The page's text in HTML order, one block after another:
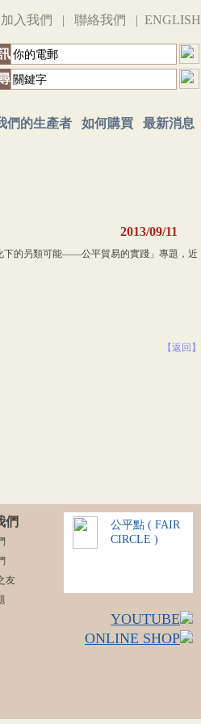
加入我們 | 聯絡我們 | ENGLISH
們的生產者 如何購買 最新消息
2013/09/11
下的叧類可能——公平貿易的實踐」專題，近
【返回】
們
公平點 ( FAIR
CIRCLE )
YOUTUBE
ONLINE SHOP
友